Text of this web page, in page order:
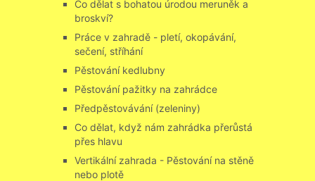
Co dělat s bohatou úrodou meruněk a
broskví?
Práce v zahradě - pletí, okopávání,
sečení, stříhání
Pěstování kedlubny
Pěstování pažitky na zahrádce
Předpěstovávání (zeleniny)
Co dělat, když nám zahrádka přerůstá
přes hlavu
Vertikální zahrada - Pěstování na stěně
nebo plotě